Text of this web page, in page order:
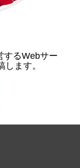
するWebサー
ます。